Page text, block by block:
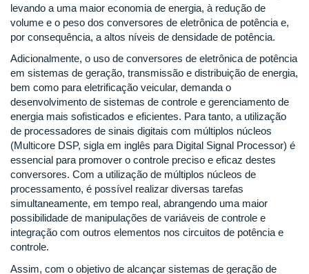
levando a uma maior economia de energia, à redução de
volume e o peso dos conversores de eletrônica de potência e,
por consequência, a altos níveis de densidade de potência.
Adicionalmente, o uso de conversores de eletrônica de potência
em sistemas de geração, transmissão e distribuição de energia,
bem como para eletrificação veicular, demanda o
desenvolvimento de sistemas de controle e gerenciamento de
energia mais sofisticados e eficientes. Para tanto, a utilização
de processadores de sinais digitais com múltiplos núcleos
(Multicore DSP, sigla em inglês para Digital Signal Processor) é
essencial para promover o controle preciso e eficaz destes
conversores. Com a utilização de múltiplos núcleos de
processamento, é possível realizar diversas tarefas
simultaneamente, em tempo real, abrangendo uma maior
possibilidade de manipulações de variáveis de controle e
integração com outros elementos nos circuitos de potência e
controle.
Assim, com o objetivo de alcançar sistemas de geração de